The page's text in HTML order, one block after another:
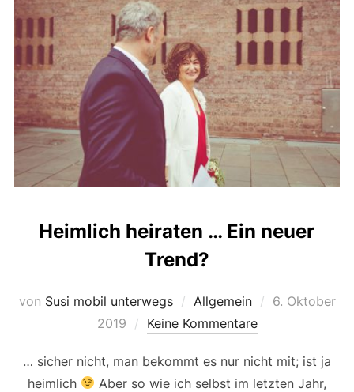
Heimlich heiraten … Ein neuer
Trend?
von Susi mobil unterwegs Allgemein
Veröffentlicht
6. Oktober
2019
Keine Kommentare
… sicher nicht, man bekommt es nur nicht mit; ist ja
heimlich
Aber so wie ich selbst im letzten Jahr,